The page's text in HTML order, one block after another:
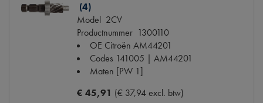
(4)
Model 2CV
Productnummer 1300110
OE Citroën AM44201
Codes 141005 | AM44201
Maten [PW 1]
€ 45,91 (€ 37,94 excl. btw)